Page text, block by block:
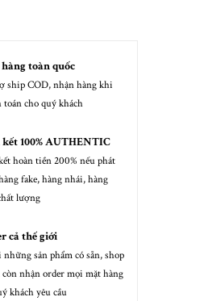
next
toàn quốc
ship COD, nhận hàng khi
toán cho quý khách
kết 100% AUTHENTIC
hoàn tiền 200% nếu phát
fake, hàng nhái, hàng
lượng
cả thế giới
những sản phẩm có sẵn, shop
nhận order mọi mặt hàng
khách yêu cầu